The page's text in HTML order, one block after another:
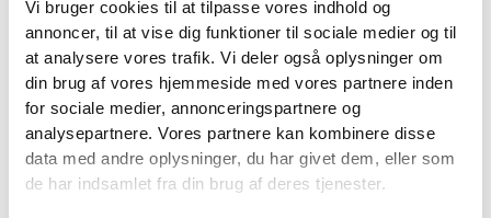
Vi bruger cookies til at tilpasse vores indhold og
annoncer, til at vise dig funktioner til sociale medier og til
at analysere vores trafik. Vi deler også oplysninger om
din brug af vores hjemmeside med vores partnere inden
for sociale medier, annonceringspartnere og
analysepartnere. Vores partnere kan kombinere disse
data med andre oplysninger, du har givet dem, eller som
de har indsamlet fra din brug af deres tjenester.
Læs mere